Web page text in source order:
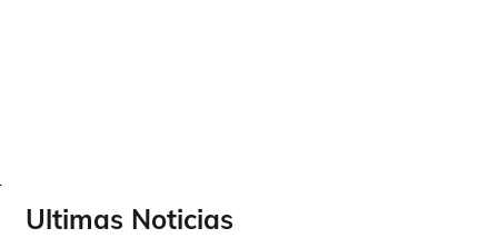
Ultimas Noticias